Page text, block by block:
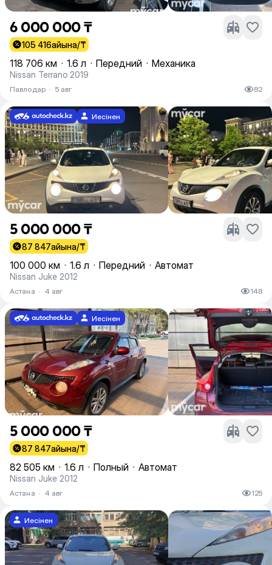
6 000 000 ₸
105 416айына/₸
118 706 км · 1.6 л · Передний · Механика
Nissan Terrano 2019
Павлодар · 5 авг 82
Иесінен
5 000 000 ₸
87 847айына/₸
100 000 км · 1.6 л · Передний · Автомат
Nissan Juke 2012
Астана · 4 авг 148
Иесінен
5 000 000 ₸
87 847айына/₸
82 505 км · 1.6 л · Полный · Автомат
Nissan Juke 2012
Астана · 4 авг 125
Иесінен